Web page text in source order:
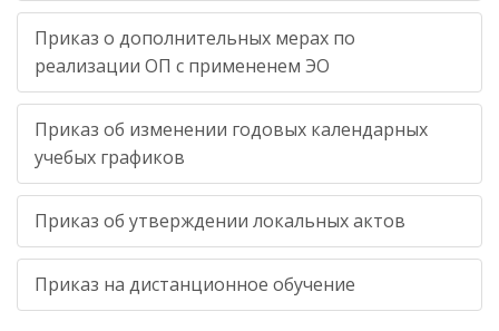
Приказ о дополнительных мерах по
реализации ОП с примененем ЭО
Приказ об изменении годовых календарных
учебых графиков
Приказ об утверждении локальных актов
Приказ на дистанционное обучение